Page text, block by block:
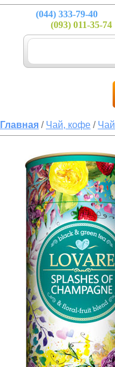
(044) 333-79-40
(093) 011-35-74
Главная / Чай, кофе / Чай